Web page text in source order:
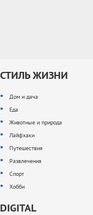
СТИЛЬ ЖИЗНИ
Дом и дача
Еда
Животные и природа
Лайфхаки
Путешествия
Развлечения
Спорт
Хобби
DIGITAL